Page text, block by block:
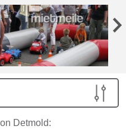
Detmold: